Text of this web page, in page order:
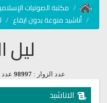
مكتبة الصوتيات
أناشيد منوعة بدون ايقاع
عدد الزوار :98997 عدد
الاناشيد